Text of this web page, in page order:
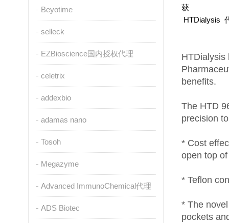
Beyotime
selleck
EZBioscience国内授权代理
celetrix
addexbio
adamas nano
Tosoh
Megazyme
Advanced ImmunoChemical代理
ADS Biotec
获
HTDialysis
HTDialysis
benefits.
The HTD
precision
* Cost
open top
* Teflon
* The
pockets